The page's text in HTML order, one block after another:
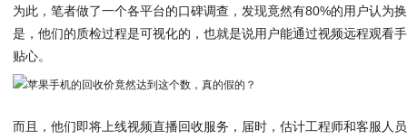
为此，笔者做了一个各平台的口碑调查，发现竟然有80%的用户认为
是，他们的质检过程是可视化的，也就是说用户能通过视频远程观看
贴心。
而且，他们即将上线视频直播回收服务，届时，估计工程师和客服人